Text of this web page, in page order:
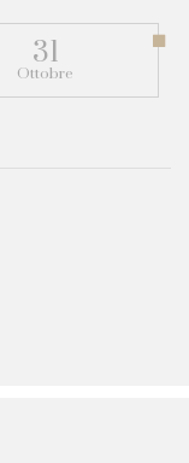
31
Ottobre